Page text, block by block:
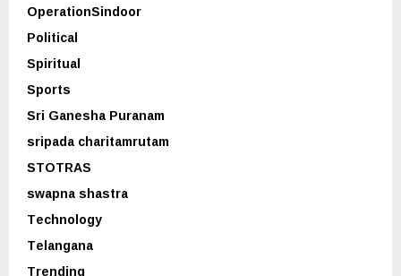
OperationSindoor
Political
Spiritual
Sports
Sri Ganesha Puranam
sripada charitamrutam
STOTRAS
swapna shastra
Technology
Telangana